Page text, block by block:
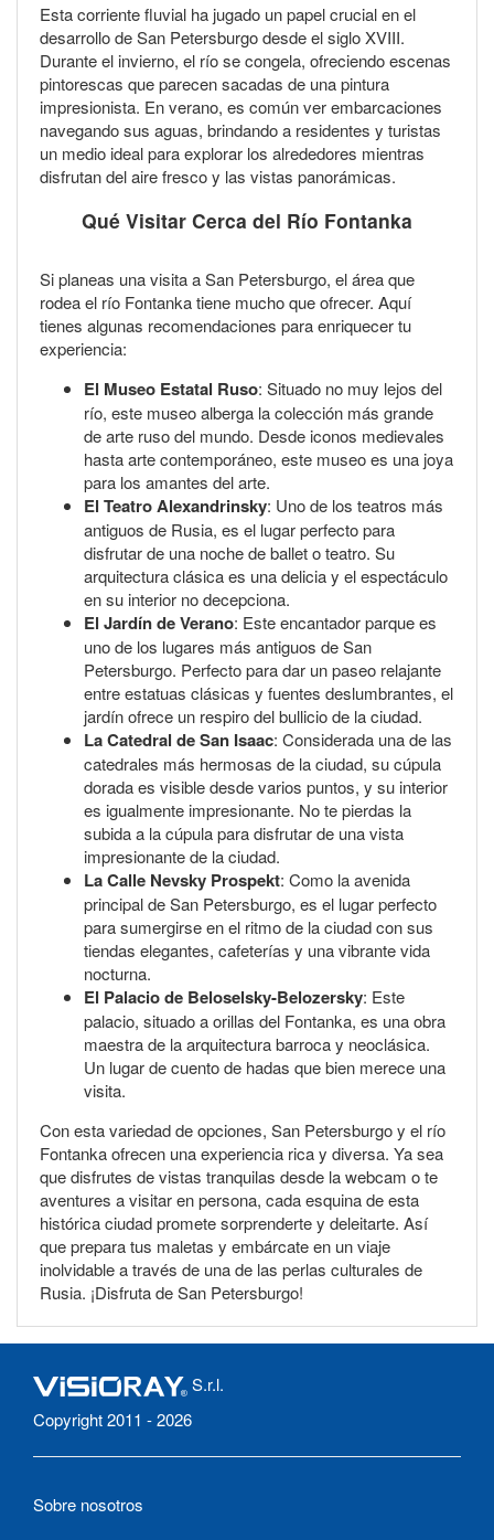
Esta corriente fluvial ha jugado un papel crucial en el
desarrollo de San Petersburgo desde el siglo XVIII.
Durante el invierno, el río se congela, ofreciendo escenas
pintorescas que parecen sacadas de una pintura
impresionista. En verano, es común ver embarcaciones
navegando sus aguas, brindando a residentes y turistas
un medio ideal para explorar los alrededores mientras
disfrutan del aire fresco y las vistas panorámicas.
Qué Visitar Cerca del Río Fontanka
Si planeas una visita a San Petersburgo, el área que
rodea el río Fontanka tiene mucho que ofrecer. Aquí
tienes algunas recomendaciones para enriquecer tu
experiencia:
El Museo Estatal Ruso: Situado no muy lejos del
río, este museo alberga la colección más grande
de arte ruso del mundo. Desde iconos medievales
hasta arte contemporáneo, este museo es una joya
para los amantes del arte.
El Teatro Alexandrinsky: Uno de los teatros más
antiguos de Rusia, es el lugar perfecto para
disfrutar de una noche de ballet o teatro. Su
arquitectura clásica es una delicia y el espectáculo
en su interior no decepciona.
El Jardín de Verano: Este encantador parque es
uno de los lugares más antiguos de San
Petersburgo. Perfecto para dar un paseo relajante
entre estatuas clásicas y fuentes deslumbrantes, el
jardín ofrece un respiro del bullicio de la ciudad.
La Catedral de San Isaac: Considerada una de las
catedrales más hermosas de la ciudad, su cúpula
dorada es visible desde varios puntos, y su interior
es igualmente impresionante. No te pierdas la
subida a la cúpula para disfrutar de una vista
impresionante de la ciudad.
La Calle Nevsky Prospekt: Como la avenida
principal de San Petersburgo, es el lugar perfecto
para sumergirse en el ritmo de la ciudad con sus
tiendas elegantes, cafeterías y una vibrante vida
nocturna.
El Palacio de Beloselsky-Belozersky: Este
palacio, situado a orillas del Fontanka, es una obra
maestra de la arquitectura barroca y neoclásica.
Un lugar de cuento de hadas que bien merece una
visita.
Con esta variedad de opciones, San Petersburgo y el río
Fontanka ofrecen una experiencia rica y diversa. Ya sea
que disfrutes de vistas tranquilas desde la webcam o te
aventures a visitar en persona, cada esquina de esta
histórica ciudad promete sorprenderte y deleitarte. Así
que prepara tus maletas y embárcate en un viaje
inolvidable a través de una de las perlas culturales de
Rusia. ¡Disfruta de San Petersburgo!
S.r.l.
Copyright 2011 - 2026
Sobre nosotros